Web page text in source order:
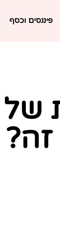
פיננסים וכסף